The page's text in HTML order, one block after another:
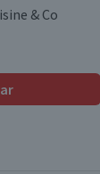
No
Chile
& Co